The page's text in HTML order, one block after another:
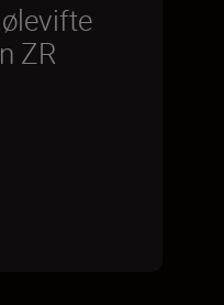
ZR